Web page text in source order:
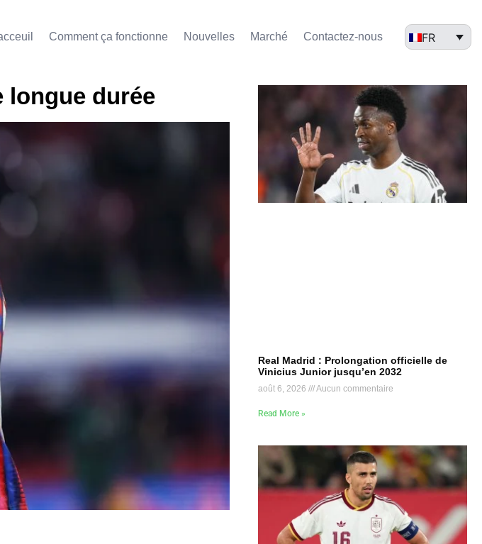
Comment ça fonctionne Nouvelles Marché​ Contactez-nous FR
longue durée
Real Madrid : Prolongation officielle de
Vinicius Junior jusqu’en 2032
août 6, 2026 Aucun commentaire
Read More »